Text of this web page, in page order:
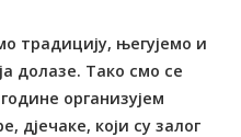
традицију, његујемо и
долазе. Тако смо се
организујем
дјечаке, који су залог